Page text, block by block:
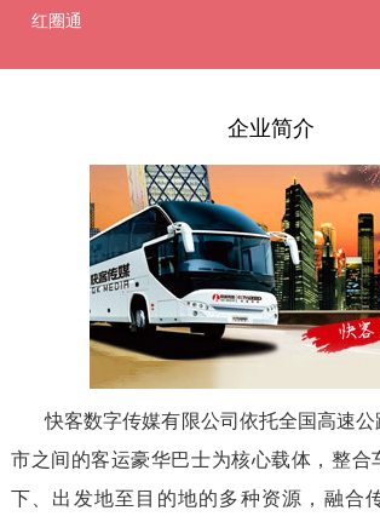
红圈通
企业简介
快客数字传媒有限公司依托全国高速
市之间的客运豪华巴士为核心载体，整合
下、出发地至目的地的多种资源，融合